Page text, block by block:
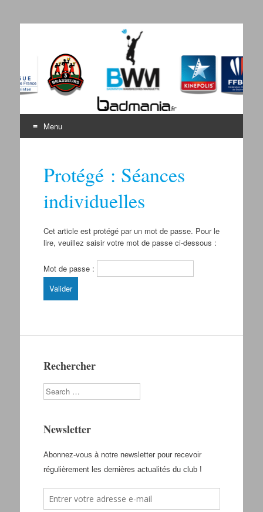
Badminton Wambrechies
Marquette
Bienvenue sur le site du BWM
Menu
Protégé : Séances
individuelles
Cet article est protégé par un mot de passe. Pour le
lire, veuillez saisir votre mot de passe ci-dessous :
Mot de passe :
Rechercher
Search
Newsletter